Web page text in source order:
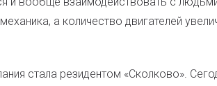
а количество двигателей
стала резидентом «Сколково».